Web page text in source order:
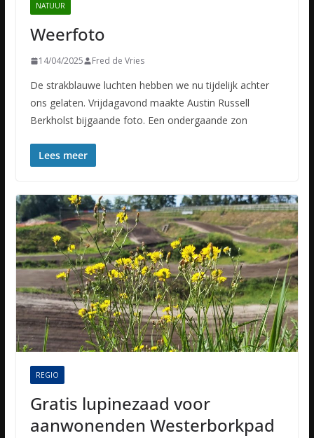
NATUUR
Weerfoto
14/04/2025 Fred de Vries
De strakblauwe luchten hebben we nu tijdelijk achter
ons gelaten. Vrijdagavond maakte Austin Russell
Berkholst bijgaande foto. Een ondergaande zon
Lees meer
REGIO
Gratis lupinezaad voor
aanwonenden Westerborkpad